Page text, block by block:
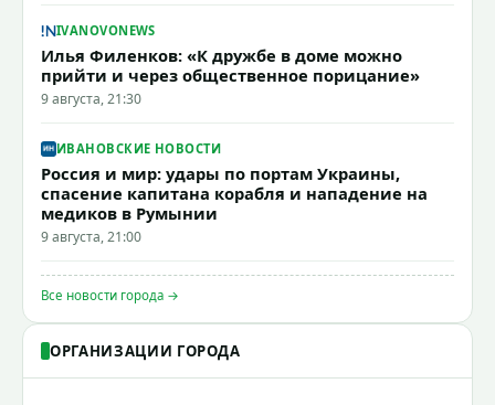
IVANOVONEWS
Илья Филенков: «К дружбе в доме можно
прийти и через общественное порицание»
9 августа, 21:30
ИВАНОВСКИЕ НОВОСТИ
Россия и мир: удары по портам Украины,
спасение капитана корабля и нападение на
медиков в Румынии
9 августа, 21:00
Все новости города →
ОРГАНИЗАЦИИ ГОРОДА